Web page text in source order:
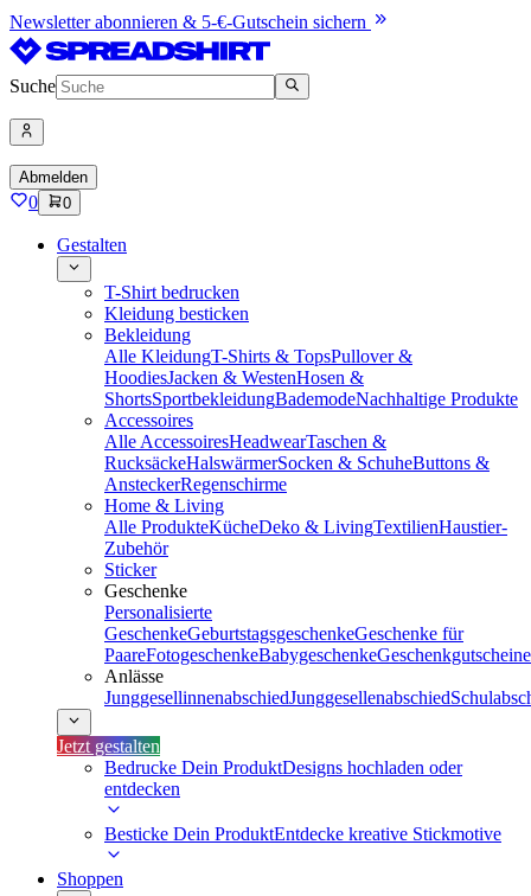
Newsletter abonnieren & 5-€-Gutschein sichern
Suche
Abmelden
0 0
Gestalten
T-Shirt bedrucken
Kleidung besticken
Bekleidung
Alle KleidungT-Shirts & TopsPullover &
HoodiesJacken & WestenHosen &
ShortsSportbekleidungBademodeNachhaltige Produkte
Accessoires
Alle AccessoiresHeadwearTaschen &
RucksäckeHalswärmerSocken & SchuheButtons &
AnsteckerRegenschirme
Home & Living
Alle ProdukteKücheDeko & LivingTextilienHaustier-
Zubehör
Sticker
Geschenke
Personalisierte
GeschenkeGeburtstagsgeschenkeGeschenke für
PaareFotogeschenkeBabygeschenkeGeschenkgutscheine
Anlässe
JunggesellinnenabschiedJunggesellenabschied
Jetzt gestalten
Bedrucke Dein ProduktDesigns hochladen oder
entdecken
Besticke Dein ProduktEntdecke kreative Stickmotive
Shoppen